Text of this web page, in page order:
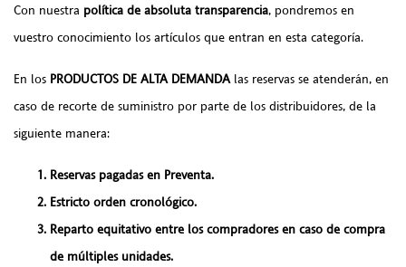
Con nuestra política de absoluta transparencia, pondremos en
vuestro conocimiento los artículos que entran en esta categoría.
En los PRODUCTOS DE ALTA DEMANDAlas reservas se atenderán, en
caso de recorte de suministro por parte de los distribuidores, de la
siguiente manera:
Reservas pagadas en Preventa.
Estricto orden cronológico.
Reparto equitativo entre los compradores en caso de compra
de múltiples unidades.